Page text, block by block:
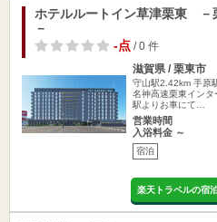
ホテルルートイン草津栗東 －
－
-点/ 0 件
滋賀県 / 栗東市
守山駅2.42km 手原
名神高速栗東イン
駅よりお車にて…
営業時間
入浴料金 ～
宿泊
楽天トラベルの宿